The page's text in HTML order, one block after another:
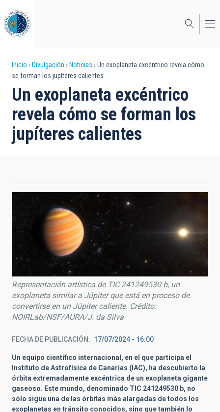
al
contenido
principal
Sobrescribir
enlaces
de
ayuda
a
Inicio Divulgación Noticias
Un exoplaneta excéntrico revela cómo
se forman los jupíteres calientes
Un exoplaneta excéntrico
revela cómo se forman los
jupíteres calientes
Representación artística de TIC 241249530 b, un
exoplaneta similar a Júpiter que está en proceso de
convertirse en un Júpiter caliente. Crédito:
NOIRLab/NSF/AURA/J. da Silva
FECHA DE PUBLICACIÓN 17/07/2024 - 16:00
Un equipo científico internacional, en el que participa el
Instituto de Astrofísica de Canarias (IAC), ha descubierto la
órbita extremadamente excéntrica de un exoplaneta gigante
gaseoso. Este mundo, denominado TIC 241249530 b, no
sólo sigue una de las órbitas más alargadas de todos los
exoplanetas en tránsito conocidos, sino que también lo